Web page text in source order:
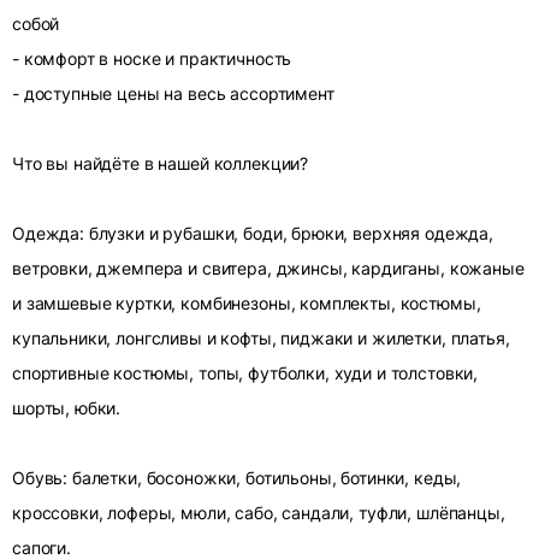
собой
- комфорт в носке и практичность
- доступные цены на весь ассортимент
Что вы найдёте в нашей коллекции?
Одежда: блузки и рубашки, боди, брюки, верхняя одежда,
ветровки, джемпера и свитера, джинсы, кардиганы, кожаные
и замшевые куртки, комбинезоны, комплекты, костюмы,
купальники, лонгсливы и кофты, пиджаки и жилетки, платья,
спортивные костюмы, топы, футболки, худи и толстовки,
шорты, юбки.
Обувь: балетки, босоножки, ботильоны, ботинки, кеды,
кроссовки, лоферы, мюли, сабо, сандали, туфли, шлёпанцы,
сапоги.